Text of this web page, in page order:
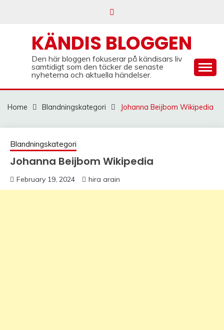
KÄNDIS BLOGGEN
Den här bloggen fokuserar på kändisars liv
samtidigt som den täcker de senaste
nyheterna och aktuella händelser.
Home Blandningskategori Johanna Beijbom Wikipedia
Blandningskategori
Johanna Beijbom Wikipedia
February 19, 2024 hira arain